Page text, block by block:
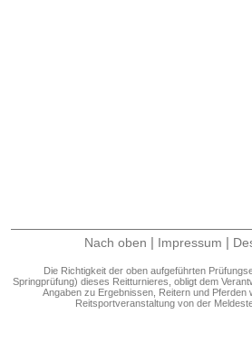
Nach oben | Impressum |
Die Richtigkeit der oben aufgeführten
Springprüfung) dieses Reitturnieres, obligt dem
Angaben zu Ergebnissen, Reitern und Pferden
Reitsportveranstaltung von der